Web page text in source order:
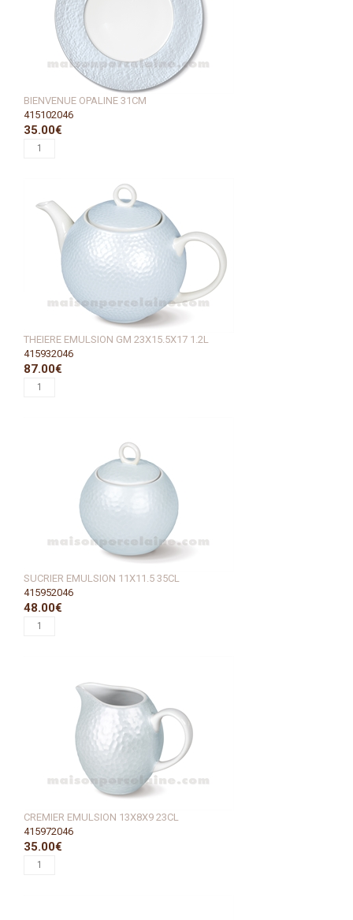
BIENVENUE OPALINE 31CM
415102046
35.00€
THEIERE EMULSION GM 23X15.5X17 1.2L
415932046
87.00€
SUCRIER EMULSION 11X11.5 35CL
415952046
48.00€
CREMIER EMULSION 13X8X9 23CL
415972046
35.00€